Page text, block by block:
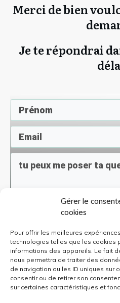
Gérer le
cookies
Pour offrir les meilleures
technologies telles que les cookies
informations des appareils. Le fait
nous permettra de traiter des
de navigation ou les ID uniques sur
consentir ou de retirer son
sur certaines caractéristiques et
Merci de bien
Je te répondrai
En soumettant ce
recevoir des infos sur
me désinscrire